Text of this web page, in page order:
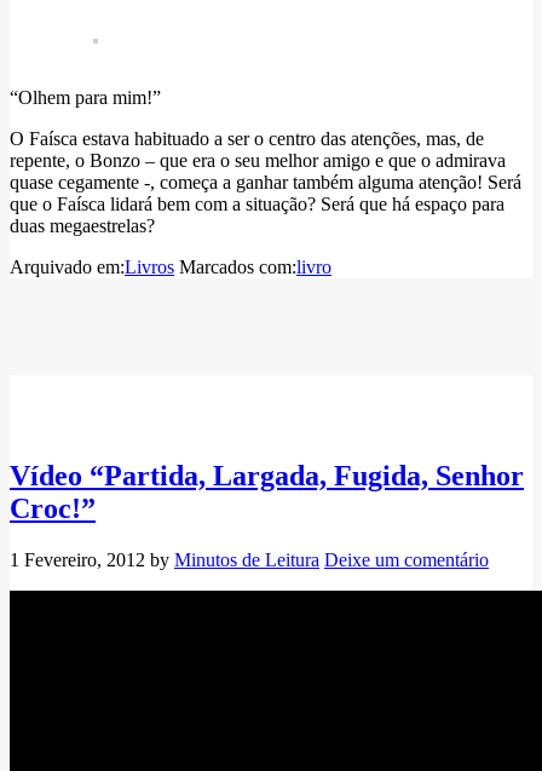
“Olhem para mim!”
O Faísca estava habituado a ser o centro das atenções, mas, de
repente, o Bonzo – que era o seu melhor amigo e que o admirava
quase cegamente -, começa a ganhar também alguma atenção! Será
que o Faísca lidará bem com a situação? Será que há espaço para
duas megaestrelas?
Arquivado em:Livros Marcados com:livro
Vídeo “Partida, Largada, Fugida, Senhor
Croc!”
1 Fevereiro, 2012 by Minutos de Leitura Deixe um comentário